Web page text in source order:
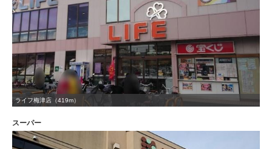
ライフ梅津店（419m）
スーパー